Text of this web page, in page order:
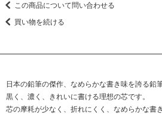
この商品について問い合わせる
買い物を続ける
日本の鉛筆の傑作、なめらかな書き味を誇る鉛
黒く、濃く、きれいに書ける理想の芯です。
芯の摩耗が少なく、折れにくく、なめらかな書